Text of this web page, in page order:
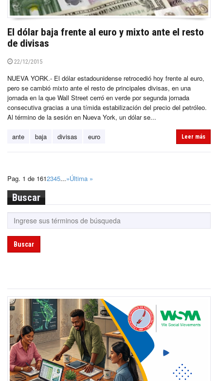
El dólar baja frente al euro y mixto ante el resto
de divisas
22/12/2015
NUEVA YORK.- El dólar estadounidense retrocedió hoy frente al euro,
pero se cambió mixto ante el resto de principales divisas, en una
jornada en la que Wall Street cerró en verde por segunda jornada
consecutiva gracias a una tímida estabilización del precio del petróleo.
Al término de la sesión en Nueva York, un dólar se...
ante baja divisas euro Leer más
Pag. 1 de 1612345...»Última »
Buscar
Buscar